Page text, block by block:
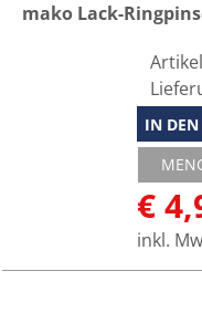
mako Lack-
IN
€
inkl.